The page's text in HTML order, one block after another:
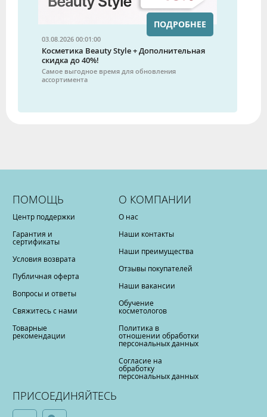
03.08.2026 00:01:00
Косметика Beauty Style + Дополнительная
скидка до 40%!
Самое выгодное время для обновления
ассортимента
ПОДРОБНЕЕ
ПОМОЩЬ
Центр поддержки
Гарантия и
сертификаты
Условия возврата
Публичная оферта
Вопросы и ответы
Свяжитесь с нами
Товарные
рекомендации
О КОМПАНИИ
О нас
Наши контакты
Наши преимущества
Отзывы покупателей
Наши вакансии
Обучение
косметологов
Политика в
отношении обработки
персональных данных
Согласие на
обработку
персональных данных
ПРИСОЕДИНЯЙТЕСЬ